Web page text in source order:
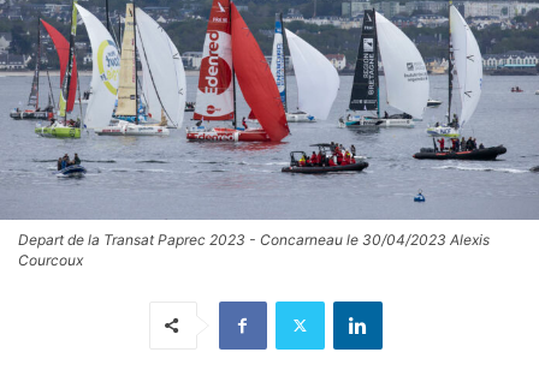
Depart de la Transat Paprec 2023 - Concarneau le 30/04/2023 Alexis
Courcoux